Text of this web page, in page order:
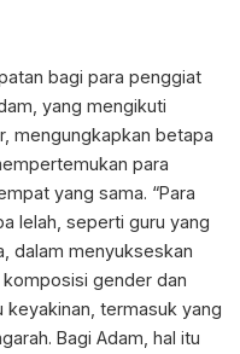
bagi para penggiat
yang mengikuti
mengungkapkan betapa
para
yang sama. “Para
lelah, seperti guru yang
dalam menyukseskan
komposisi gender dan
termasuk yang
Bagi Adam, hal itu